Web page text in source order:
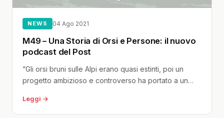
NEWS 04 Ago 2021
M49 – Una Storia di Orsi e Persone: il nuovo
podcast del Post
“Gli orsi bruni sulle Alpi erano quasi estinti, poi un
progetto ambizioso e controverso ha portato a un
Leggi →